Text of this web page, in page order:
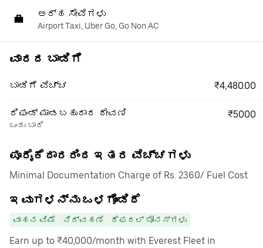
ಅರ್ಹ ಸೇವೆಗಳು
Airport Taxi, Uber Go, Go Non AC
ವಾರದ ಬಾಡಿಗೆ
ಬಾಡಿಗೆ ವೆಚ್ಚ ₹4,480.00
ರಿಫಂಡ್ ಮಾಡಬಹುದಾದ ಠೇವಣಿ
ಒಂದು ಬಾರಿ
₹5000
ಪೂರೈಕೆದಾರರಿಂದ ಇತರ ವೆಚ್ಚಗಳು
Minimal Documentation Charge of Rs. 2360/ Fuel Cost
ಇವುಗಳನ್ನು ಒಳಗೊಂಡಿದೆ
ವಾಹನ ವಿಮೆ ನಿರ್ವಹಣೆ ರೆಫರಲ್ ಬೋನಸ್‌ಗಳು
Earn up to ₹40,000/month with Everest Fleet in